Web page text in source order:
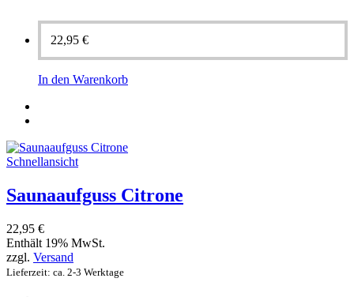
22,95 €
In den Warenkorb
Schnellansicht
Saunaaufguss Citrone
22,95 €
Enthält 19% MwSt.
zzgl. Versand
Lieferzeit: ca. 2-3 Werktage